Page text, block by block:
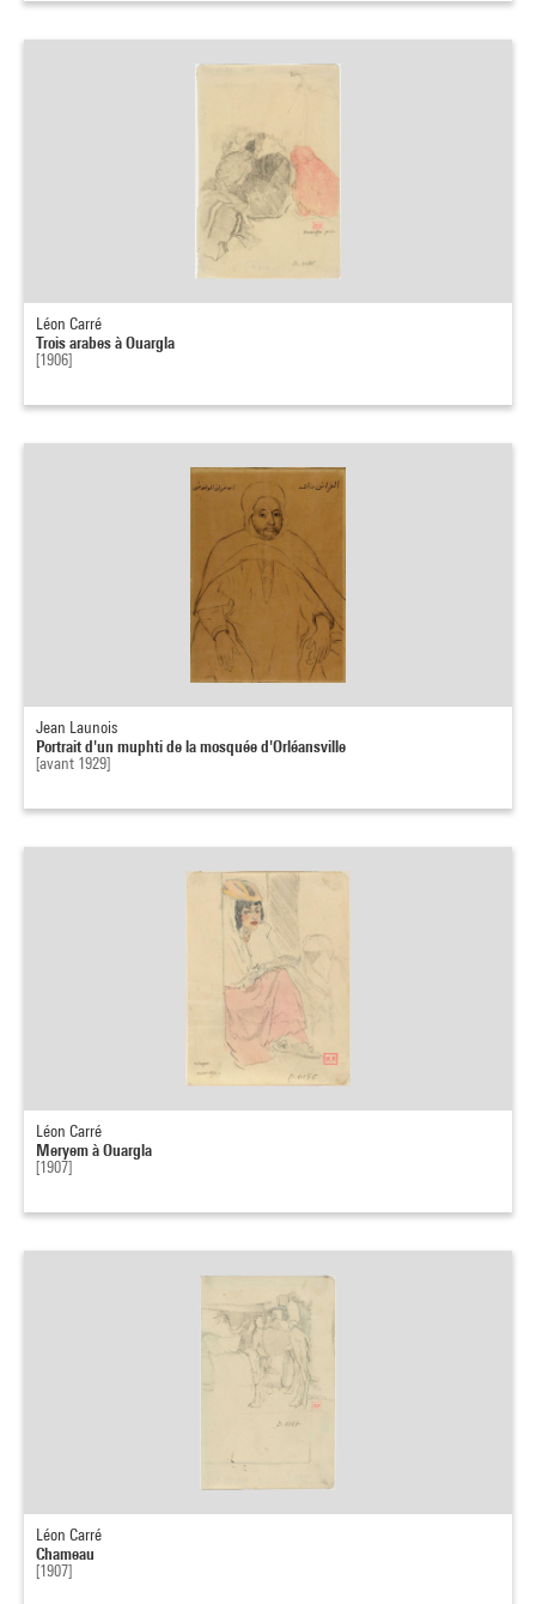
Léon Carré
Trois arabes à Ouargla
[1906]
Jean Launois
Portrait d'un muphti de la mosquée d'Orléansville
[avant 1929]
Léon Carré
Meryem à Ouargla
[1907]
Léon Carré
Chameau
[1907]